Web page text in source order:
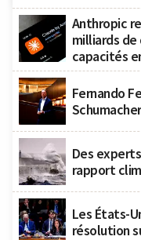
Anthropic
milliards
capacités
Fernando
Des
rapport
Les États-
résolution